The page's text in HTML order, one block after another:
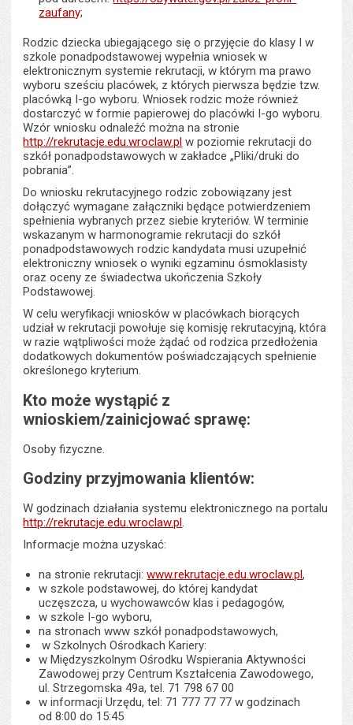
zaufany;
Rodzic dziecka ubiegającego się o przyjęcie do klasy I w
szkole ponadpodstawowej wypełnia wniosek w
elektronicznym systemie rekrutacji, w którym ma prawo
wyboru sześciu placówek, z których pierwsza będzie tzw.
placówką I-go wyboru. Wniosek rodzic może również
dostarczyć w formie papierowej do placówki I-go wyboru.
Wzór wniosku odnaleźć można na stronie
http://rekrutacje.edu.wroclaw.pl w poziomie rekrutacji do
szkół ponadpodstawowych w zakładce „Pliki/druki do
pobrania”.
Do wniosku rekrutacyjnego rodzic zobowiązany jest
dołączyć wymagane załączniki będące potwierdzeniem
spełnienia wybranych przez siebie kryteriów. W terminie
wskazanym w harmonogramie rekrutacji do szkół
ponadpodstawowych rodzic kandydata musi uzupełnić
elektroniczny wniosek o wyniki egzaminu ósmoklasisty
oraz oceny ze świadectwa ukończenia Szkoły
Podstawowej.
W celu weryfikacji wniosków w placówkach biorących
udział w rekrutacji powołuje się komisję rekrutacyjną, która
w razie wątpliwości może żądać od rodzica przedłożenia
dodatkowych dokumentów poświadczających spełnienie
określonego kryterium.
Kto może wystąpić z
wnioskiem/zainicjować sprawę:
Osoby fizyczne.
Godziny przyjmowania klientów:
W godzinach działania systemu elektronicznego na portalu
http://rekrutacje.edu.wroclaw.pl.
Informacje można uzyskać:
na stronie rekrutacji:www.rekrutacje.edu.wroclaw.pl,
w szkole podstawowej, do której kandydat
uczęszcza, u wychowawców klas i pedagogów,
w szkole I-go wyboru,
na stronach www szkół ponadpodstawowych,
w Szkolnych Ośrodkach Kariery:
w Międzyszkolnym Ośrodku Wspierania Aktywności
Zawodowej przy Centrum Kształcenia Zawodowego,
ul. Strzegomska 49a, tel. 71 798 67 00
w informacji Urzędu, tel: 71 777 77 77 w godzinach
od 8:00 do 15:45